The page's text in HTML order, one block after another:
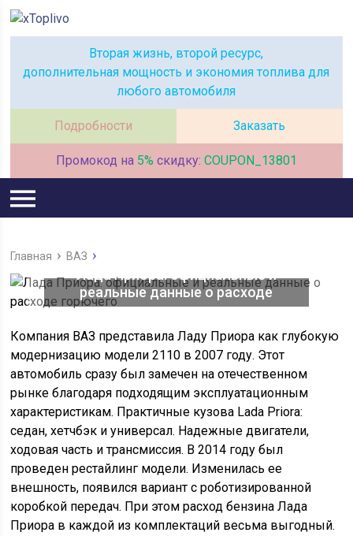
Вторая жизнь, второй ресурс,
дополнительная мощность и экономия топлива для
любого автомобиля
Подробности Заказать
Промокод на 5% скидку: COUPON_13801
Главная ВАЗ
Лада Приора: официальные и
реальные данные о расходе
горючего
Компания ВАЗ представила Ладу Приора как глубокую
модернизацию модели 2110 в 2007 году. Этот
автомобиль сразу был замечен на отечественном
рынке благодаря подходящим эксплуатационным
характеристикам. Практичные кузова Lada Priora:
седан, хетчбэк и универсал. Надежные двигатели,
ходовая часть и трансмиссия. В 2014 году был
проведен рестайлинг модели. Изменилась ее
внешность, появился вариант с роботизированной
коробкой передач. При этом расход бензина Лада
Приора в каждой из комплектаций весьма выгодный.